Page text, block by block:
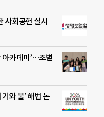
사회공헌 실시
아카데미’…조별
와 물’ 해법 논